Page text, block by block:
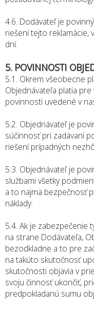
4.6. Dodávateľ je
riešení tejto reklamácie,
dní.
5. POVINNOSTI
5.1. Okrem všeobecne
Objednávateľa platia
povinnosti uvedené v
5.2. Objednávateľ je
súčinnosť pri zadávaní
riešení prípadných
5.3. Objednávateľ je
službami všetky
a to najmä bezpečnosť
náklady.
5.4. Ak je
na strane Dodávateľa,
bezodkladne a to pre
na takúto skutočnosť
skutočnosti objavia v
svoju činnosť ukončiť,
predpokladanú sumu